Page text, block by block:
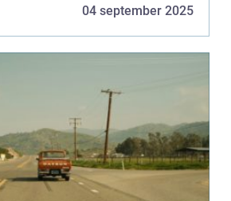
04 september 2025